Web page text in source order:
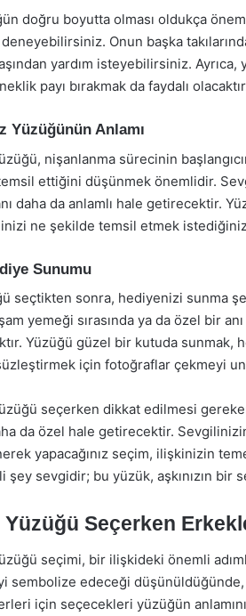
doğru boyutta olması oldukça
Onun başka
yardım isteyebilirsiniz.
payı bırakmak da faydalı
Yüzüğünün Anlamı
nişanlanma sürecinin
ettiğini düşünmek önemlidir.
daha da anlamlı hale getirecektir.
ne şekilde temsil etmek
Sunumu
seçtikten sonra, hediyenizi sunma
yemeği sırasında ya da özel bir
Yüzüğü güzel bir kutuda sunmak,
için fotoğraflar çekmeyi
seçerken dikkat edilmesi
da özel hale getirecektir.
yapacağınız seçim, ilişkinizin
şey sevgidir; bu yüzük, aşkınızın bir
Yüzüğü Seçerken
seçimi, bir ilişkideki önemli
sembolize edeceği
için seçecekleri yüzüğün